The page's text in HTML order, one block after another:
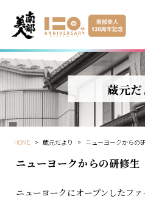
蔵元だ
HOME > 蔵元だより > ニューヨークからの
ニューヨークからの研修生
ニューヨークにオープンしたフ